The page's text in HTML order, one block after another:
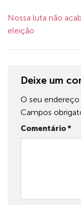
Nossa luta não
eleição
Deixe um
O seu
Campos
Comentário*